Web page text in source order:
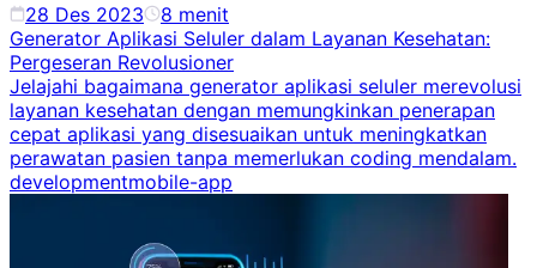
28 Des 2023 8 menit
Generator Aplikasi Seluler dalam Layanan Kesehatan:
Pergeseran Revolusioner
Jelajahi bagaimana generator aplikasi seluler merevolusi
layanan kesehatan dengan memungkinkan penerapan
cepat aplikasi yang disesuaikan untuk meningkatkan
perawatan pasien tanpa memerlukan coding mendalam.
developmentmobile-app